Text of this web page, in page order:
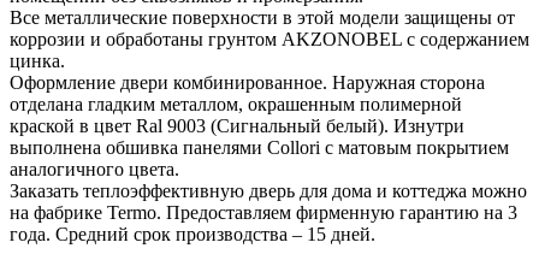
Все металлические поверхности в этой модели защищены от
коррозии и обработаны грунтом AKZONOBEL с содержанием
цинка.
Оформление двери комбинированное. Наружная сторона
отделана гладким металлом, окрашенным полимерной
краской в цвет Ral 9003 (Сигнальный белый). Изнутри
выполнена обшивка панелями Collori с матовым покрытием
аналогичного цвета.
Заказать теплоэффективную дверь для дома и коттеджа можно
на фабрике Termo. Предоставляем фирменную гарантию на 3
года. Средний срок производства – 15 дней.